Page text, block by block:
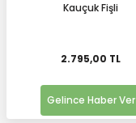
Kauçuk Fişli
2.795,00 TL
Gelince Haber Ver